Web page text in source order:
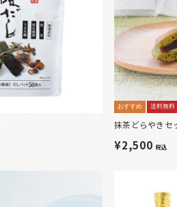
おすすめ 送料無料
抹茶どらやきセ
¥2,500税込